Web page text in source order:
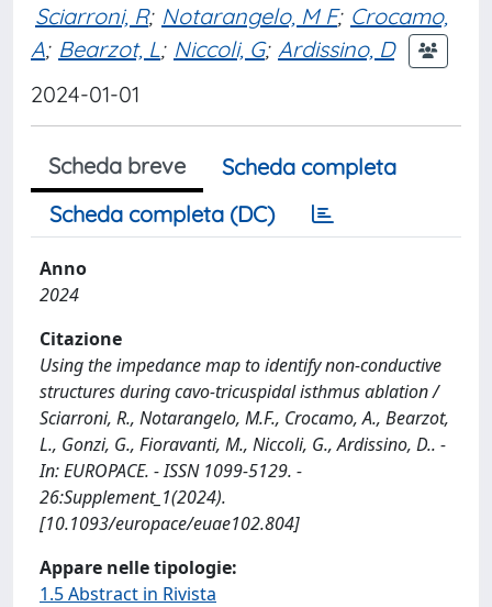
Sciarroni, R; Notarangelo, M F; Crocamo,
A; Bearzot, L; Niccoli, G; Ardissino, D
2024-01-01
Scheda breve
Scheda completa
Scheda completa (DC)
Anno
2024
Citazione
Using the impedance map to identify non-conductive
structures during cavo-tricuspidal isthmus ablation /
Sciarroni, R., Notarangelo, M.F., Crocamo, A., Bearzot,
L., Gonzi, G., Fioravanti, M., Niccoli, G., Ardissino, D.. -
In: EUROPACE. - ISSN 1099-5129. -
26:Supplement_1(2024).
[10.1093/europace/euae102.804]
Appare nelle tipologie:
1.5 Abstract in Rivista